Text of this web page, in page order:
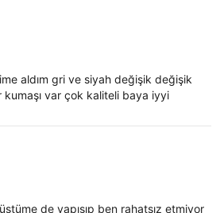
aldım gri ve siyah değişik değişik
var çok kaliteli baya iyyi
de yapışıp ben rahatsız etmiyor